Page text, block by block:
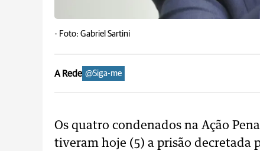
- Foto: Gabriel Sartini
A Rede @Siga-me
Os quatro condenados na Ação
tiveram hoje (5) a prisão decretada